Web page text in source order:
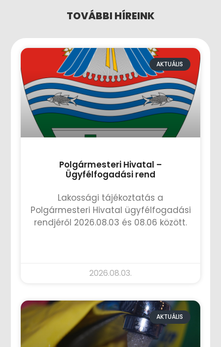
TOVÁBBI HÍREINK
AKTUÁLIS
Polgármesteri Hivatal –
Ügyfélfogadási rend
Lakossági tájékoztatás a
Polgármesteri Hivatal ügyfélfogadási
rendjéről 2026.08.03 és 08.06 között.
2026.08.03.
AKTUÁLIS